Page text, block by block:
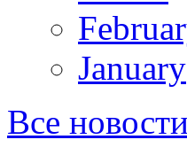
January
Все